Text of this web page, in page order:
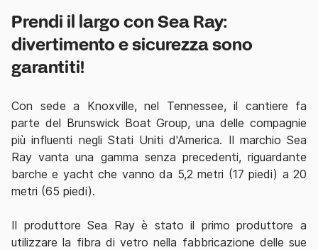
Prendi il largo con Sea Ray:
divertimento e sicurezza sono
garantiti!
Con sede a Knoxville, nel Tennessee, il cantiere fa
parte del Brunswick Boat Group, una delle compagnie
più influenti negli Stati Uniti d'America. Il marchio Sea
Ray vanta una gamma senza precedenti, riguardante
barche e yacht che vanno da 5,2 metri (17 piedi) a 20
metri (65 piedi).
Il produttore Sea Ray è stato il primo produttore a
utilizzare la fibra di vetro nella fabbricazione delle sue